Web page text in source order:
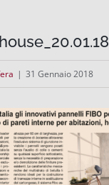
| 31 Gennaio 2018